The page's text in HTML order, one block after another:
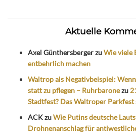
Aktuelle
Axel GünthersbergerzuWie viele
entbehrlich machen
Waltrop als Negativbeispiel:
statt zu pflegen – Ruhrbaronezu
Stadtfest? Das Waltroper
ACKzuWie Putins deutsche
Drohnenanschlag für